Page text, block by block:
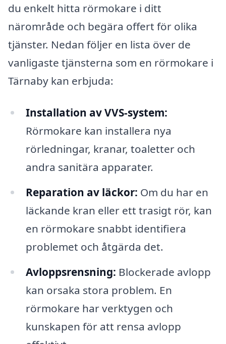
du enkelt hitta rörmokare i ditt
närområde och begära offert för olika
tjänster. Nedan följer en lista över de
vanligaste tjänsterna som en rörmokare i
Tärnaby kan erbjuda:
Installation av VVS-system:
Rörmokare kan installera nya
rörledningar, kranar, toaletter och
andra sanitära apparater.
Reparation av läckor: Om du har en
läckande kran eller ett trasigt rör, kan
en rörmokare snabbt identifiera
problemet och åtgärda det.
Avloppsrensning: Blockerade avlopp
kan orsaka stora problem. En
rörmokare har verktygen och
kunskapen för att rensa avlopp